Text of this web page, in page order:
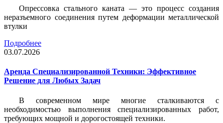
Опрессовка стального каната — это процесс создания
неразъемного соединения путем деформации металлической
втулки
Подробнее
03.07.2026
Аренда Специализированной Техники: Эффективное
Решение для Любых Задач
В современном мире многие сталкиваются с
необходимостью выполнения специализированных работ,
требующих мощной и дорогостоящей техники.